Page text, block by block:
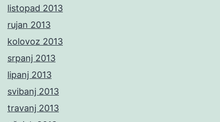
listopad 2013
rujan 2013
kolovoz 2013
srpanj 2013
lipanj 2013
svibanj 2013
travanj 2013